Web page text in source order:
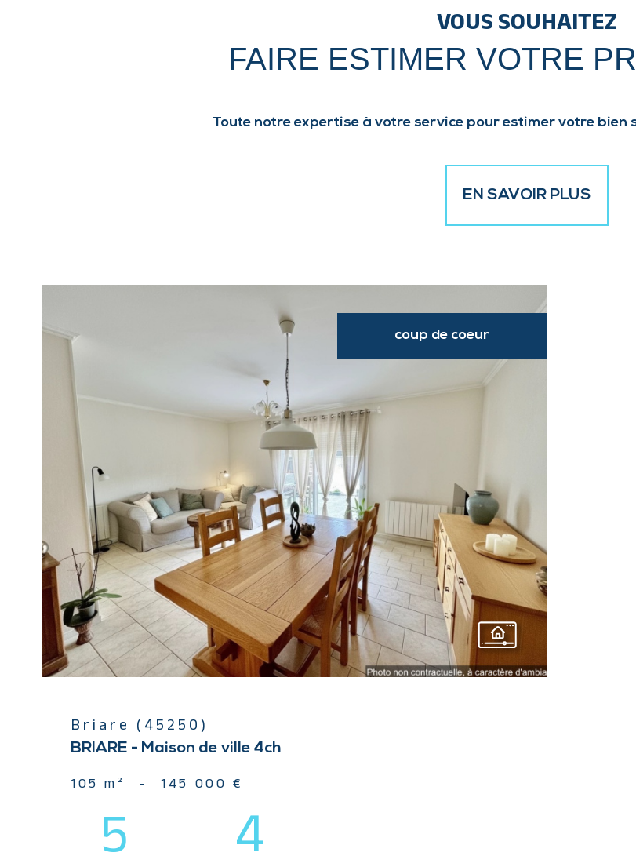
VOUS SOUHAITEZ
FAIRE ESTIMER VOTRE
Toute notre expertise à votre service pour estimer votre bien
EN SAVOIR PLUS
coup de coeur
VOIR LE
BIEN
Briare (45250)
BRIARE - Maison de ville 4ch
105 m² - 145 000 €
5 4